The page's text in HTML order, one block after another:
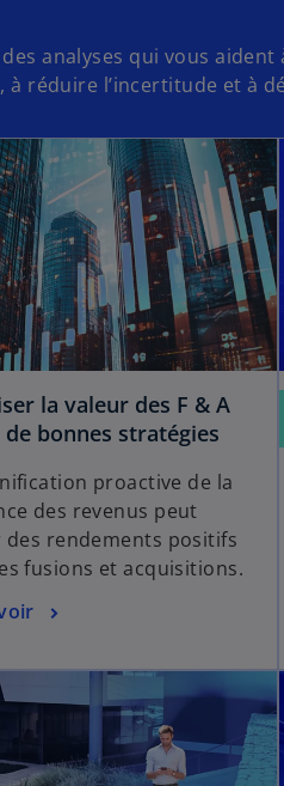
analyses qui vous
à réduire l’incertitude et à
la valeur des F & A
de bonnes stratégies
proactive de la
des revenus peut
des rendements positifs
fusions et acquisitions.